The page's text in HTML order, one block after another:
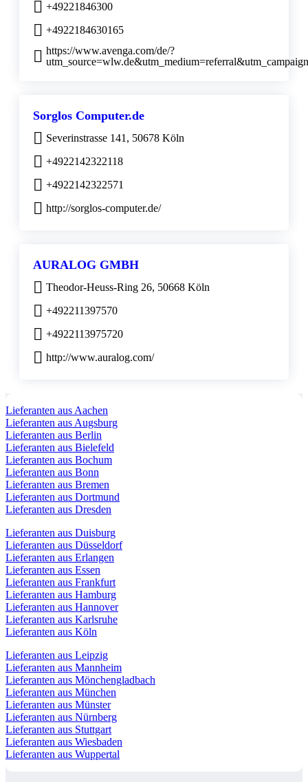
+49221846300
+4922184630165
https://www.avenga.com/de/?
Sorglos Computer.de
Severinstrasse 141, 50678 Köln
+4922142322118
+4922142322571
http://sorglos-computer.de/
AURALOG GMBH
Theodor-Heuss-Ring 26, 50668 Köln
+492211397570
+4922113975720
http://www.auralog.com/
Lieferanten aus Aachen
Lieferanten aus Augsburg
Lieferanten aus Berlin
Lieferanten aus Bielefeld
Lieferanten aus Bochum
Lieferanten aus Bonn
Lieferanten aus Bremen
Lieferanten aus Dortmund
Lieferanten aus Dresden
Lieferanten aus Duisburg
Lieferanten aus Düsseldorf
Lieferanten aus Erlangen
Lieferanten aus Essen
Lieferanten aus Frankfurt
Lieferanten aus Hamburg
Lieferanten aus Hannover
Lieferanten aus Karlsruhe
Lieferanten aus Köln
Lieferanten aus Leipzig
Lieferanten aus Mannheim
Lieferanten aus Mönchengladbach
Lieferanten aus München
Lieferanten aus Münster
Lieferanten aus Nürnberg
Lieferanten aus Stuttgart
Lieferanten aus Wiesbaden
Lieferanten aus Wuppertal